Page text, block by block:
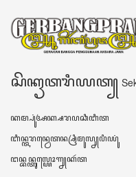
GERBANG PRAJA
ꦊꦣꦏꦤ꧀ꦚ...
Sultan HB X: